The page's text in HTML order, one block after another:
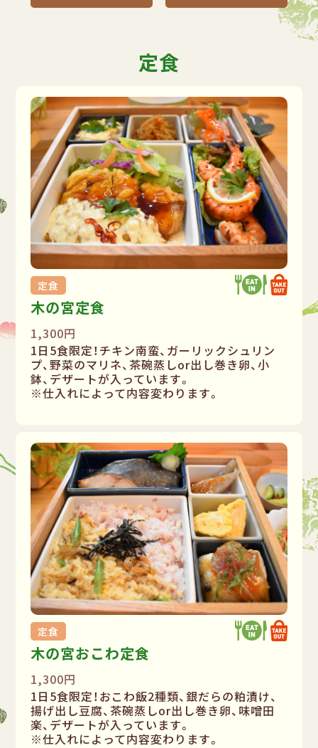
定食
定食
木の宮定食
1,300円
1日5食限定！チキン南蛮、ガーリックシュリン
プ、野菜のマリネ、茶碗蒸しor出し巻き卵、小
鉢、デザートが入っています。
※仕入れによって内容変わります。
定食
木の宮おこわ定食
1,300円
1日5食限定！おこわ飯2種類、銀だらの粕漬け、
揚げ出し豆腐、茶碗蒸しor出し巻き卵、味噌田
楽、デザートが入っています。
※仕入れによって内容変わります。